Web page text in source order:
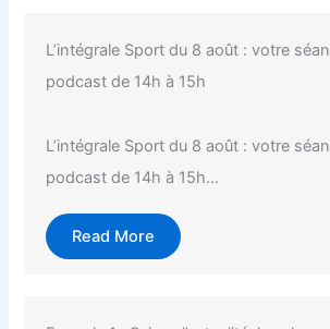
L’intégrale Sport du 8 août : votre
podcast de 14h à 15h
L’intégrale Sport du 8 août : votre
podcast de 14h à 15h...
Read More